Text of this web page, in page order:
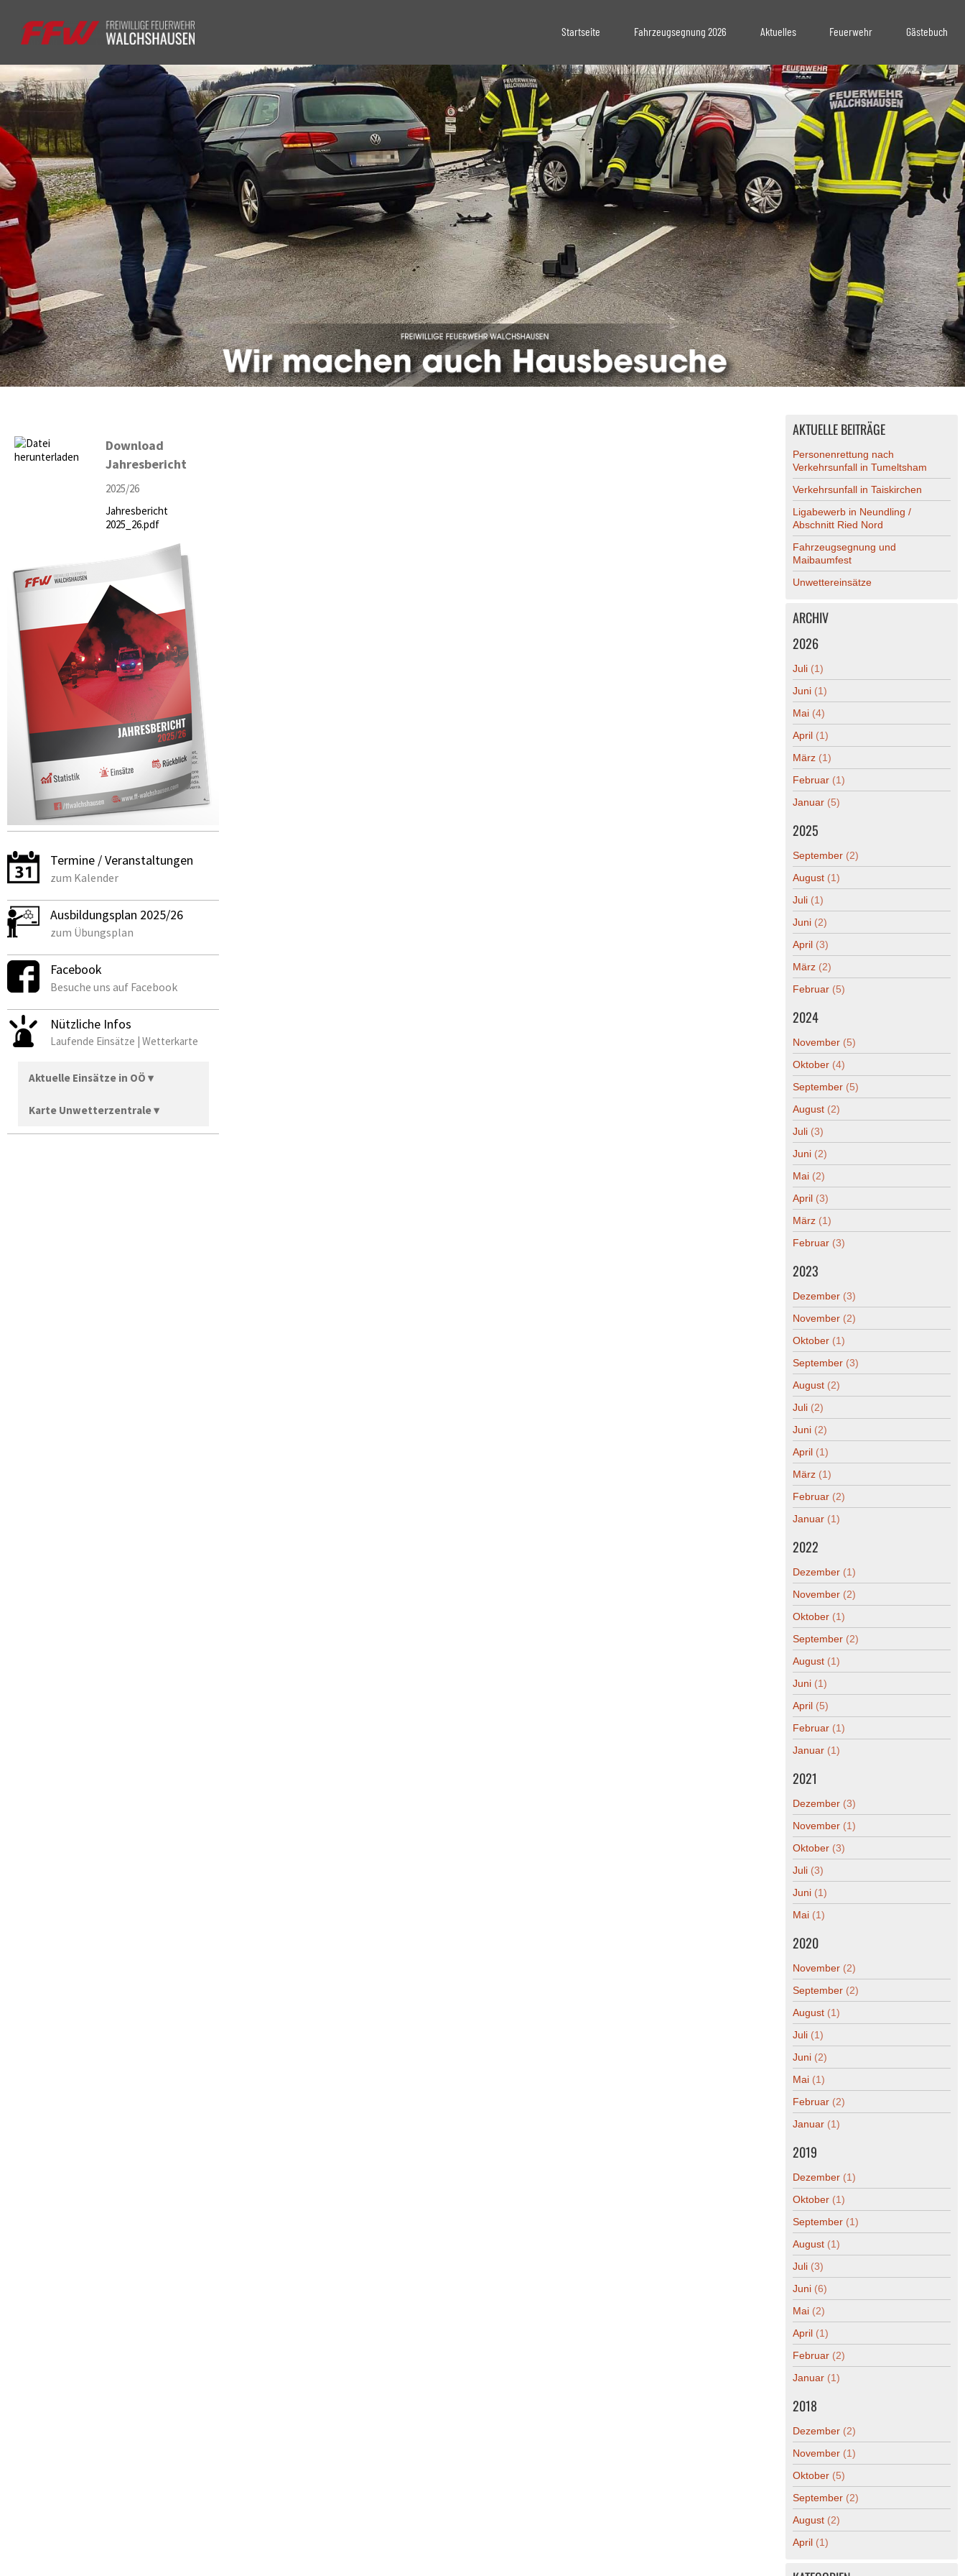
Startseite Fahrzeugsegnung 2026 Aktuelles Feuerwehr Gästebuch
Download
Jahresbericht
2025/26
Jahresbericht
2025_26.pdf
Termine / Veranstaltungen
zum Kalender
Ausbildungsplan 2025/26
zum Übungsplan
Facebook
Besuche uns auf Facebook
Nützliche Infos
Laufende Einsätze | Wetterkarte
Aktuelle Einsätze in OÖ ▾
Karte Unwetterzentrale ▾
AKTUELLE BEITRÄGE
Personenrettung nach
Verkehrsunfall in Tumeltsham
Verkehrsunfall in Taiskirchen
Ligabewerb in Neundling /
Abschnitt Ried Nord
Fahrzeugsegnung und
Maibaumfest
Unwettereinsätze
ARCHIV
2026
Juli (1)
Juni (1)
Mai (4)
April (1)
März (1)
Februar (1)
Januar (5)
2025
September (2)
August (1)
Juli (1)
Juni (2)
April (3)
März (2)
Februar (5)
2024
November (5)
Oktober (4)
September (5)
August (2)
Juli (3)
Juni (2)
Mai (2)
April (3)
März (1)
Februar (3)
2023
Dezember (3)
November (2)
Oktober (1)
September (3)
August (2)
Juli (2)
Juni (2)
April (1)
März (1)
Februar (2)
Januar (1)
2022
Dezember (1)
November (2)
Oktober (1)
September (2)
August (1)
Juni (1)
April (5)
Februar (1)
Januar (1)
2021
Dezember (3)
November (1)
Oktober (3)
Juli (3)
Juni (1)
Mai (1)
2020
November (2)
September (2)
August (1)
Juli (1)
Juni (2)
Mai (1)
Februar (2)
Januar (1)
2019
Dezember (1)
Oktober (1)
September (1)
August (1)
Juli (3)
Juni (6)
Mai (2)
April (1)
Februar (2)
Januar (1)
2018
Dezember (2)
November (1)
Oktober (5)
September (2)
August (2)
April (1)